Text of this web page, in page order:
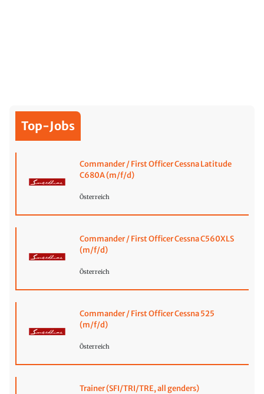
Top-Jobs
Commander / First Officer Cessna Latitude
C680A (m/f/d)
Österreich
Commander / First Officer Cessna C560XLS
(m/f/d)
Österreich
Commander / First Officer Cessna 525
(m/f/d)
Österreich
Trainer (SFI/TRI/TRE, all genders)